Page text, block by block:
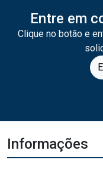
Entre em
Clique no botão e
Informações